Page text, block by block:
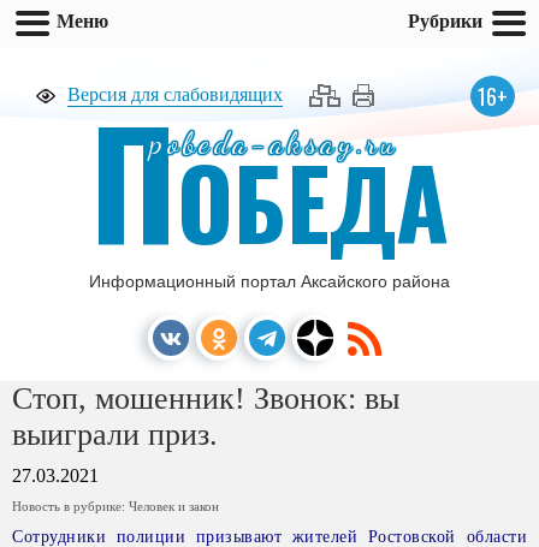
Версия для слабовидящих 16+
pobeda-aksay.ru
ПОБЕДА
Информационный портал Аксайского района
Стоп, мошенник! Звонок: вы
выиграли приз.
27.03.2021
Новость в рубрике: Человек и закон
Сотрудники полиции призывают жителей Ростовской области
Меню Рубрики